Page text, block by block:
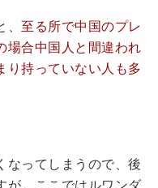
至る所で中国のプレ
場合中国人と間違われ
り持っていない人も多
なってしまうので、後
が、ここではルワンダ